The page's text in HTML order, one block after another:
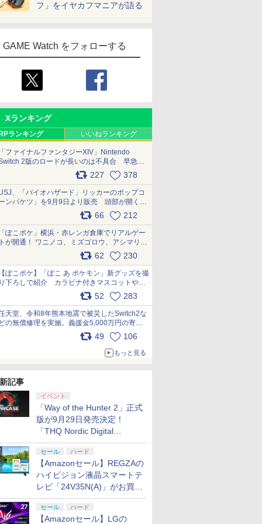
フ」をイヤカフマニアが語る
GAME Watch をフォローする
Xランキング
ランキング いいねランキング
ファイナルファンタジーXIV」Nintendo
2版のロードが長いのは不具合 早急に
ップデートできるよう対応中227 378
、「バイオハザード」リッカーのポップコ
ンバケツ」を9月9日より販売 頭部が開く仕
み。味は恐怖を堪のう「味噌フレーバー」
66 212
ぽこポケ」横浜・赤レンガ倉庫でリアルゲー
が開通！ ワニノコ、ミズゴロウ、アシマリ登
場シーンをレポート pic.x.com/LDgEByVl6D
62 230
ぽこポケ】「ぽこ あ ポケモン」新グッズを撮
下ろしで紹介 カラビナ付きマスコットやス
52 283
天堂、令和8年熊本地震で被災したSwitch2な
の無償修理を実施。義援金5,000万円の寄付
も発表 pic.x.com/BAYsMfUfUC
49 106
もっと見る
記事
イベント
「Way of the Hunter 2」正式
版が9月29日発売決定！
「THQ Nordic Digital
Showcase 2026」まとめ
セール ハード
【Amazonセール】REGZAの
ハイビジョン液晶スマートテ
レビ「24V35N(A)」がお買い
得！
セール ハード
【Amazonセール】LGの